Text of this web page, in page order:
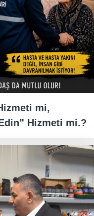
mi,
Hizmeti mi.?